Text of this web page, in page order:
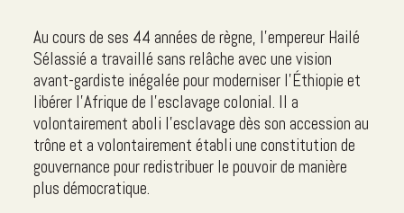
Au cours de ses 44 années de règne, l'empereur Hailé
Sélassié a travaillé sans relâche avec une vision
avant-gardiste inégalée pour moderniser l'Éthiopie et
libérer l'Afrique de l'esclavage colonial. Il a
volontairement aboli l'esclavage dès son accession au
trône et a volontairement établi une constitution de
gouvernance pour redistribuer le pouvoir de manière
plus démocratique.